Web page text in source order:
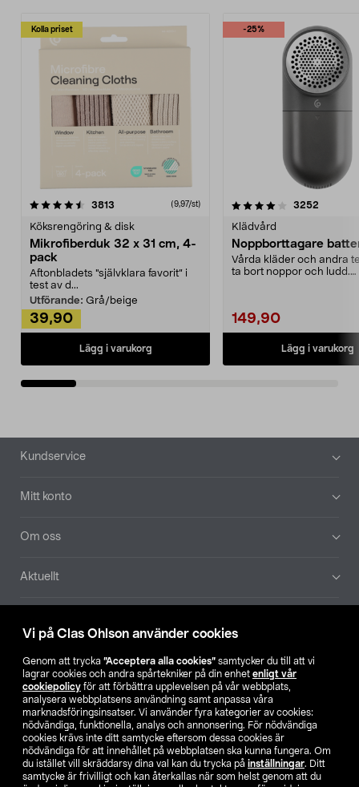
Vi på Clas Ohlson använder cookies
Genom att trycka ”Acceptera alla cookies” samtycker du till att vi
lagrar cookies och andra spårtekniker på din enhet enligt vår
cookiepolicy för att förbättra upplevelsen på vår webbplats,
analysera webbplatsens användning samt anpassa våra
marknadsföringsinsatser. Vi använder fyra kategorier av cookies:
nödvändiga, funktionella, analys och annonsering. För nödvändiga
cookies krävs inte ditt samtycke eftersom dessa cookies är
nödvändiga för att innehållet på webbplatsen ska kunna fungera. Om
du istället vill skräddarsy dina val kan du trycka på inställningar. Ditt
samtycke är frivilligt och kan återkallas när som helst genom att du
Kolla priset
3813 (9,97/st)
Köksrengöring & disk
Mikrofiberduk 32 x 31 cm, 4-
pack
Aftonbladets "självklara favorit” i
test av d...
Utförande: Grå/beige
39,90
Lägg i varukorg
-25%
4.0av 5 stjärnor 3252
Klädvård
Noppborttagare
Vårda kläder och andra
ta bort noppor och ludd.
149,90
Lägg i varukorg
4.5av 5 stjärnor
Sidfot
Kundservice
Mitt konto
Om oss
Aktuellt
Hitta butik
SE NO FI